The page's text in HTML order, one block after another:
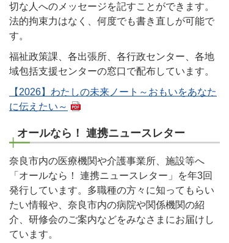
切な人へのメッセージを記すことができます。
法的拘束力はなく、何度でも書き直しが可能で
す。
福祉政策課、各出張所、各行政センター、各地
域包括支援センターの窓口で配布しています。
【2026】わたしの未来ノート～おもいをあなた
に伝えたい～
オールなら！ 連携ニュースレター
奈良市内の医療機関や介護事業所、施設等へ
「オールなら！ 連携ニュースレター」を年3回
発行しています。多職種の方々に知ってもらい
たい情報や、奈良市内の病院や関係機関の紹
介、研修会のご案内などをみなさまにお届けし
ています。